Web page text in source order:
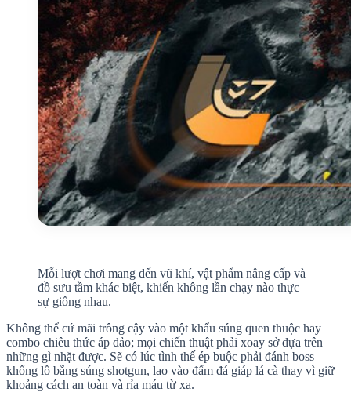
Mỗi lượt chơi mang đến vũ khí, vật phẩm nâng cấp và
đồ sưu tầm khác biệt, khiến không lần chạy nào thực
sự giống nhau.
Không thể cứ mãi trông cậy vào một khẩu súng quen thuộc hay
combo chiêu thức áp đảo; mọi chiến thuật phải xoay sở dựa trên
những gì nhặt được. Sẽ có lúc tình thế ép buộc phải đánh boss
khổng lồ bằng súng shotgun, lao vào đấm đá giáp lá cà thay vì giữ
khoảng cách an toàn và rỉa máu từ xa.